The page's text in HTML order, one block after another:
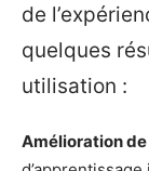
de
quelques
utilisation :
Amélioration